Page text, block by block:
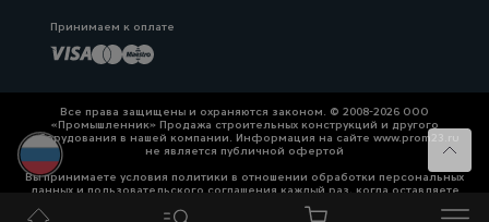
Принимаем к оплате
Все права защищены и охраняются законом. © 2008-2026 ООО
«Промышленник» Продажа строительных конструкций и другого
оборудования в нашей компании. Информация на сайте www.prom23.ru
не является публичной офертой
Вы принимаете условия политики в отношении обработки персональных
данных и пользовательского соглашения каждый раз, когда оставляете
свои данные в любой форме обратной связи на сайте prom23.ru и его